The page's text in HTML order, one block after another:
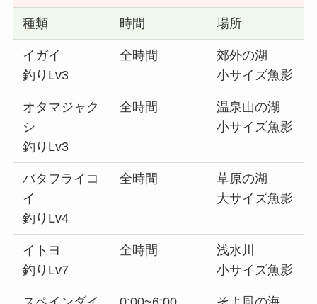
種類 時間 場所
イガイ
釣りLv3
全時間
郊外の湖
小サイズ魚影
オタマジャク
シ
釣りLv3
全時間
温泉山の湖
小サイズ魚影
バタフライコ
イ
釣りLv4
全時間
草原の湖
大サイズ魚影
イトヨ
釣りLv7
全時間
浅水川
小サイズ魚影